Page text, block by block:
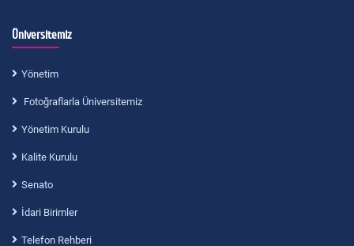
Üniversitemiz
Yönetim
Fotoğraflarla Üniversitemiz
Yönetim Kurulu
Kalite Kurulu
Senato
İdari Birimler
Telefon Rehberi